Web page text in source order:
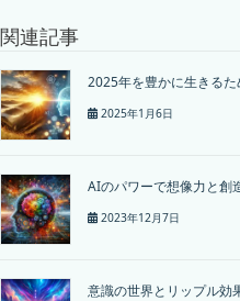
関連記事
2025年を豊かに生きる
2025年1月6日
AIのパワーで想像力と創
2023年12月7日
意識の世界とリップル効